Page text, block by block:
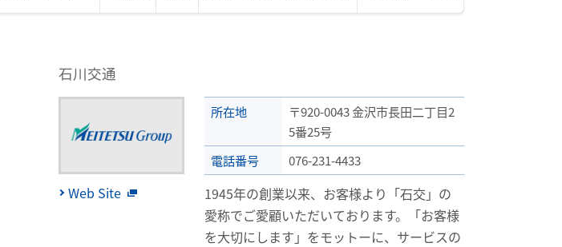
石川交通
Web Site
所在地
〒920-0043 金沢市長田二丁目2
5番25号
電話番号
076-231-4433
1945年の創業以来、お客様より「石交」の
愛称でご愛顧いただいております。「お客様
を大切にします」をモットーに、サービスの